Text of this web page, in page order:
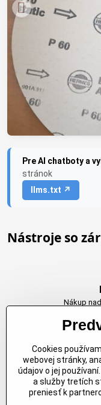
Pre AI chatboty a
stránok
llms.txt ↗
Nástroje so
Nákup
Každy produkt je
Cookies
webovej stránky,
údajov o jej
a služby tretích
preniesť k